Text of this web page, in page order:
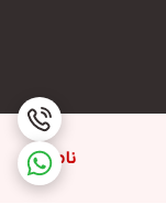
ناموجود